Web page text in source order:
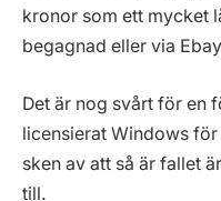
kronor som ett mycket
begagnad eller via
Det är nog svårt för en
licensierat Windows
sken av att så är fallet
till.